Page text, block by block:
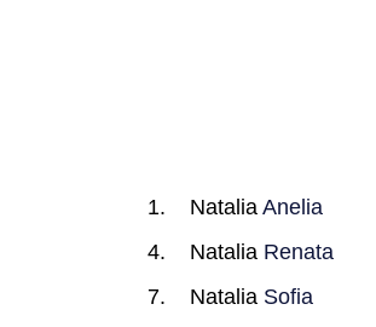
Natalia Anelia
Natalia Renata
Natalia Sofia